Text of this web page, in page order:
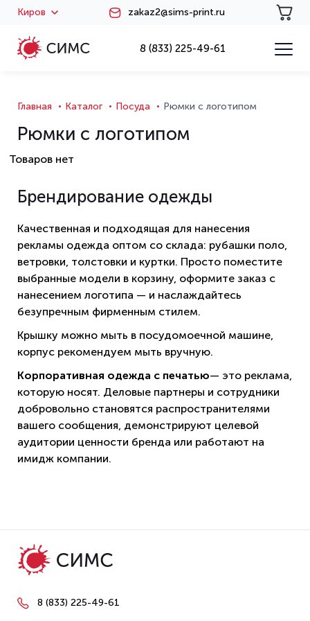
Киров zakaz2@sims-print.ru
8 (833) 225-49-61
Главная Каталог Посуда Рюмки с логотипом
Рюмки с логотипом
Товаров нет
Брендирование одежды
Качественная и подходящая для нанесения
рекламы одежда оптом со склада: рубашки поло,
ветровки, толстовки и куртки. Просто поместите
выбранные модели в корзину, оформите заказ с
нанесением логотипа — и наслаждайтесь
безупречным фирменным стилем.
Крышку можно мыть в посудомоечной машине,
корпус рекомендуем мыть вручную.
Корпоративная одежда с печатью— это реклама,
которую носят. Деловые партнеры и сотрудники
добровольно становятся распространителями
вашего сообщения, демонстрируют целевой
аудитории ценности бренда или работают на
имидж компании.
8 (833) 225-49-61